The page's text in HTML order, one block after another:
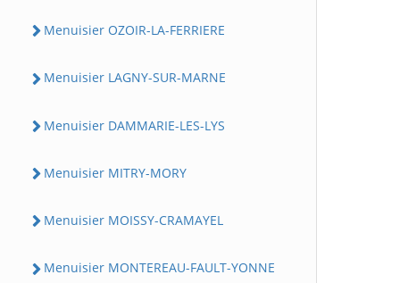
Menuisier OZOIR-LA-FERRIERE
Menuisier LAGNY-SUR-MARNE
Menuisier DAMMARIE-LES-LYS
Menuisier MITRY-MORY
Menuisier MOISSY-CRAMAYEL
Menuisier MONTEREAU-FAULT-YONNE